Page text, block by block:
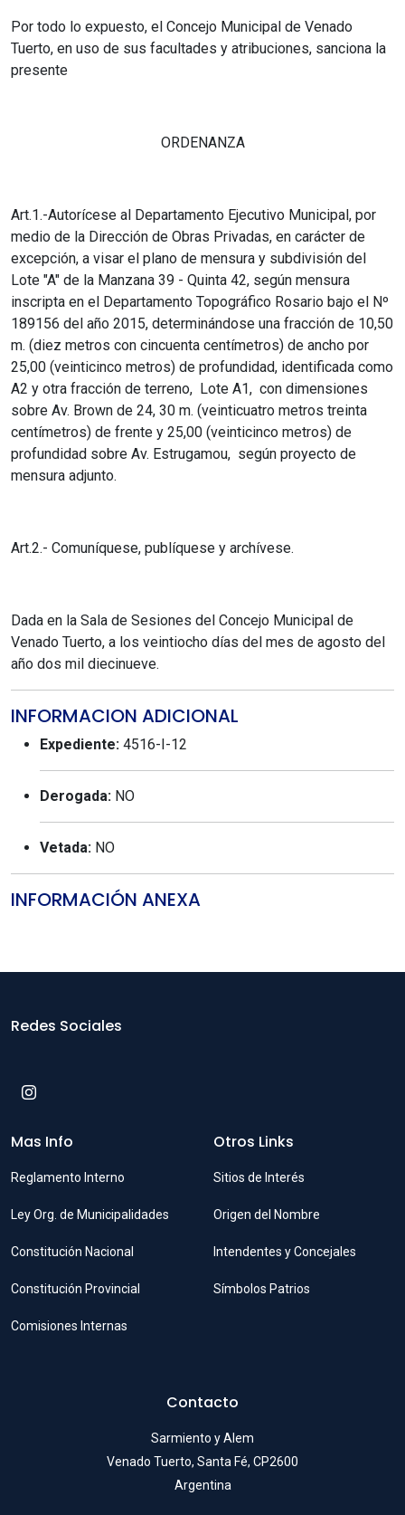
Por todo lo expuesto, el Concejo Municipal de Venado
Tuerto, en uso de sus facultades y atribuciones, sanciona la
presente
ORDENANZA
Art.1.-Autorícese al Departamento Ejecutivo Municipal, por
medio de la Dirección de Obras Privadas, en carácter de
excepción, a visar el plano de mensura y subdivisión del
Lote "A" de la Manzana 39 - Quinta 42, según mensura
inscripta en el Departamento Topográfico Rosario bajo el Nº
189156 del año 2015, determinándose una fracción de 10,50
m. (diez metros con cincuenta centímetros) de ancho por
25,00 (veinticinco metros) de profundidad, identificada como
A2 y otra fracción de terreno, Lote A1, con dimensiones
sobre Av. Brown de 24, 30 m. (veinticuatro metros treinta
centímetros) de frente y 25,00 (veinticinco metros) de
profundidad sobre Av. Estrugamou, según proyecto de
mensura adjunto.
Art.2.- Comuníquese, publíquese y archívese.
Dada en la Sala de Sesiones del Concejo Municipal de
Venado Tuerto, a los veintiocho días del mes de agosto del
año dos mil diecinueve.
INFORMACION ADICIONAL
Expediente: 4516-I-12
Derogada: NO
Vetada: NO
INFORMACIÓN ANEXA
Redes Sociales
Mas Info
Reglamento Interno
Ley Org. de Municipalidades
Constitución Nacional
Constitución Provincial
Comisiones Internas
Otros Links
Sitios de Interés
Origen del Nombre
Intendentes y Concejales
Símbolos Patrios
Contacto
Sarmiento y Alem
Venado Tuerto, Santa Fé, CP2600
Argentina